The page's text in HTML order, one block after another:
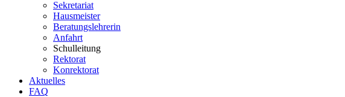
Sekretariat
Hausmeister
Beratungslehrerin
Anfahrt
Schulleitung
Rektorat
Konrektorat
Aktuelles
FAQ